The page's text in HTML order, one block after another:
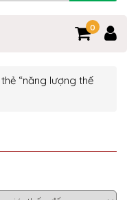
0
“năng lượng thế